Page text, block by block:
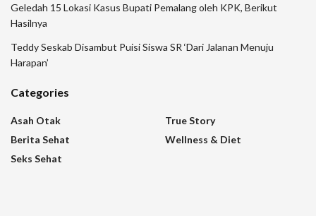
Geledah 15 Lokasi Kasus Bupati Pemalang oleh KPK, Berikut
Hasilnya
Teddy Seskab Disambut Puisi Siswa SR ‘Dari Jalanan Menuju
Harapan’
Categories
Asah Otak
Berita Sehat
Seks Sehat
True Story
Wellness & Diet